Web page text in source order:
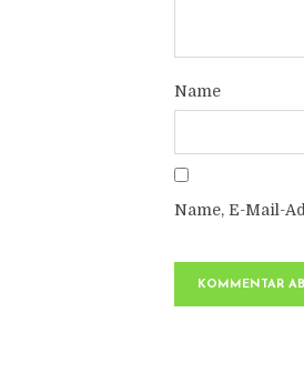
Name
Name, E-Mail-